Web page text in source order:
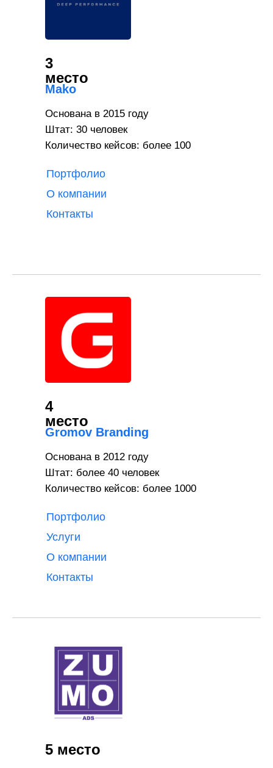
Mako
3
место
Основана в 2015 году
Штат: 30 человек
Количество кейсов: более 100
Портфолио
О компании
Контакты
Gromov Branding
4
место
Основана в 2012 году
Штат: более 40 человек
Количество кейсов: более 1000
Портфолио
О компании
Контакты
Услуги
5 место